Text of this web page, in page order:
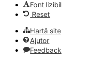
Font lizibil
Reset
Hartă site
Ajutor
Feedback